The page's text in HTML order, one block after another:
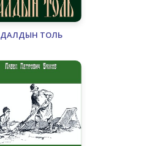
ДАЛДЫН ТОЛЬ